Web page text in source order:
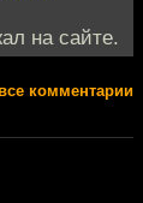
на сайте.
комментарии